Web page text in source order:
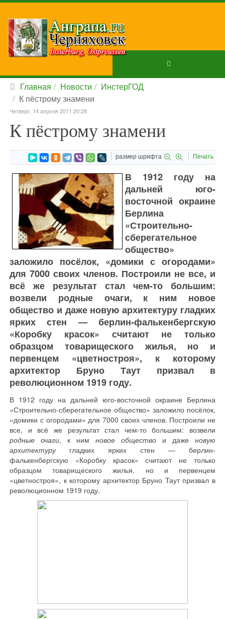
Главная Новости
ИнстерГОД
К пёстрому знамени
Четверг, 14 апреля 2011 20:28
К пёстрому знамени
размер шрифта Печать
В 1912 году на
дальней юго-
восточной окраине
Берлина
«Строительно-
сберегательное
общество»
заложило посёлок, «домики с огородами»
для 7000 своих членов. Построили не все, и
всё же результат стал чем-то большим:
возвели родные очаги, к ним новое
общество и даже новую архитектуру гладких
ярких стен — берлин-фалькенбергскую
«Коробку красок» считают не только
образцом товарищеского жилья, но и
первенцем «цветностроя», к которому
архитектор Бруно Таут призвал в
революционном 1919 году.
В 1912 году на дальней юго-восточной окраине Берлина
«Строительно-сберегательное общество» заложило посёлок,
«домики с огородами» для 7000 своих членов. Построили не
все, и всё же результат стал чем-то большим: возвели
родные очаги, к ним новое общество и даже новую
архитектуругладких ярких стен — берлин-
фалькенбергскую «Коробку красок» считают не только
образцом товарищеского жилья, но и первенцем
«цветностроя», к которому архитектор Бруно Таут призвал в
революционном 1919 году.